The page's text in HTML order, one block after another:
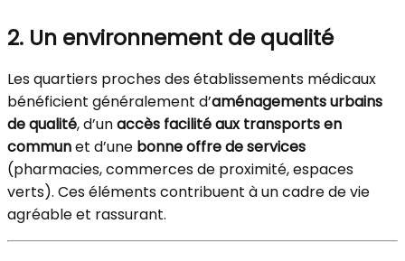
2. Un environnement de qualité
Les quartiers proches des établissements médicaux
bénéficient généralement d’aménagements urbains
de qualité, d’unaccès facilité aux transports en
communet d’une bonne offre de services
(pharmacies, commerces de proximité, espaces
verts). Ces éléments contribuent à un cadre de vie
agréable et rassurant.